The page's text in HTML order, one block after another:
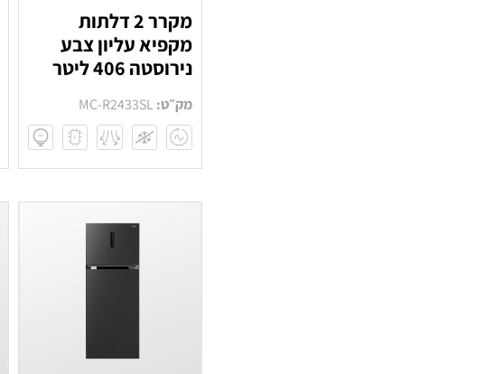
מקרר 2 דלתות
מקפיא עליון צבע
נירוסטה 406 ליטר
מק״ט:MC-R2433SL